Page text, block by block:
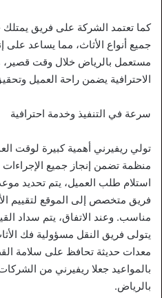
كما تعتمد الشركة على فريق
جميع أنواع الأثاث، مما يساعد على
مستعمل بالرياض خلال وقت
الاحترافية يضمن راحة العميل
سرعة في التنفيذ وخدمة احترافية
تولي ريفيرني أهمية كبيرة لوقت
منظمة تضمن إنجاز جميع
استلام طلب العميل، يتم تحديد
فريق متخصص إلى الموقع لتقييم
مناسب. وعند الاتفاق، يتم سداد
يتولى فريق النقل مسؤولية فك
معدات حديثة تحافظ على سلامة
بالمواعيد جعلا ريفيرني من
بالرياض.